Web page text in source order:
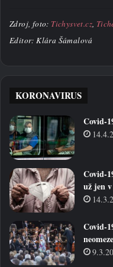
Zdroj, foto: Tichysvet.cz,
Editor: Klára Šámalová
KORONAVIRUS
Covid-
Covid-
už jen
Covid-